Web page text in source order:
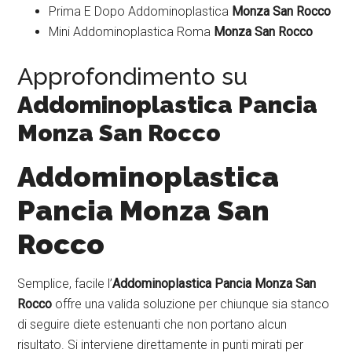
Prima E Dopo Addominoplastica Monza San Rocco
Mini Addominoplastica Roma Monza San Rocco
Approfondimento su
Addominoplastica Pancia
Monza San Rocco
Addominoplastica
Pancia Monza San
Rocco
Semplice, facile l’Addominoplastica Pancia Monza San
Rocco offre una valida soluzione per chiunque sia stanco
di seguire diete estenuanti che non portano alcun
risultato. Si interviene direttamente in punti mirati per